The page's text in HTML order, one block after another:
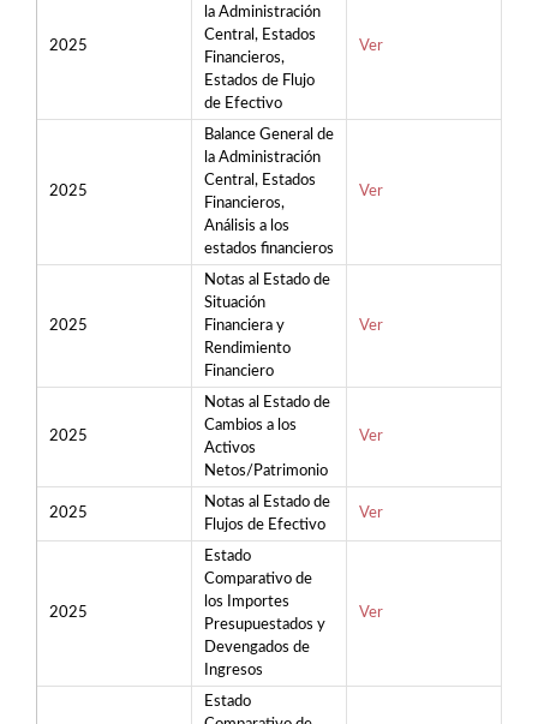
2025
la Administración
Central, Estados
Financieros,
Estados de Flujo
de Efectivo
Ver
2025
Balance General de
la Administración
Central, Estados
Financieros,
Análisis a los
estados financieros
Ver
2025
Notas al Estado de
Situación
Financiera y
Rendimiento
Financiero
Ver
2025
Notas al Estado de
Cambios a los
Activos
Netos/Patrimonio
Ver
2025
Notas al Estado de
Flujos de Efectivo
Ver
2025
Estado
Comparativo de
los Importes
Presupuestados y
Devengados de
Ingresos
Ver
Estado